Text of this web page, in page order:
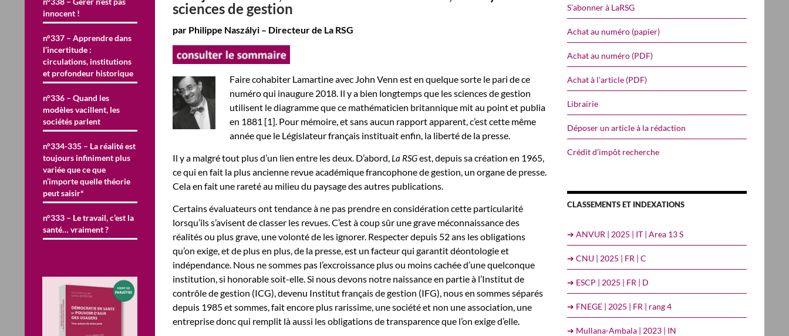
sciences de gestion
par Philippe Naszályi – Directeur de La RSG
Faire cohabiter Lamartine avec John Venn est en quelque sorte le pari de ce
numéro qui inaugure 2018. Il y a bien longtemps que les sciences de gestion
utilisent le diagramme que ce mathématicien britannique mit au point et publia
en 1881 [1]. Pour mémoire, et sans aucun rapport apparent, c’est cette même
année que le Législateur français instituait enfin, la liberté de la presse.
Il y a malgré tout plus d’un lien entre les deux. D’abord, La RSGest, depuis sa création en 1965,
ce qui en fait la plus ancienne revue académique francophone de gestion, un organe de presse.
Cela en fait une rareté au milieu du paysage des autres publications.
Certains évaluateurs ont tendance à ne pas prendre en considération cette particularité
lorsqu’ils s’avisent de classer les revues. C’est à coup sûr une grave méconnaissance des
réalités ou plus grave, une volonté de les ignorer. Respecter depuis 52 ans les obligations
qu’on exige, et de plus en plus, de la presse, est un facteur qui garantit déontologie et
indépendance. Nous ne sommes pas l’excroissance plus ou moins cachée d’une quelconque
institution, si honorable soit-elle. Si nous devons notre naissance en partie à l’Institut de
contrôle de gestion (ICG), devenu Institut français de gestion (IFG), nous en sommes séparés
depuis 1985 et sommes, fait encore plus rarissime, une société et non une association, une
entreprise donc qui remplit là aussi les obligations de transparence que l’on exige d’elle.
S’abonner à LaRSG
Achat au numéro (papier)
Achat au numéro (PDF)
Achat à l’article (PDF)
Librairie
Déposer un article à la rédaction
Crédit d’impôt recherche
CLASSEMENTS ET INDEXATIONS
➔ ANVUR | 2025 | IT | Area 13 S
➔ CNU | 2025 | FR | C
➔ ESCP | 2025 | FR | D
➔ FNEGE | 2025 | FR | rang 4
➔ Mullana-Ambala | 2023 | IN
innocent !
n°337 – Apprendre dans
l’incertitude :
circulations, institutions
et profondeur historique
n°336 – Quand les
modèles vacillent, les
sociétés parlent
n°334-335 – La réalité est
toujours infiniment plus
variée que ce que
n’importe quelle théorie
peut saisir*
n°333 – Le travail, c’est la
santé… vraiment ?